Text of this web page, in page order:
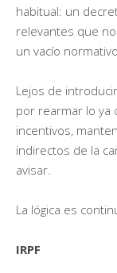
habitual: un
relevantes que
un vacío
Lejos de
por rearmar lo ya
incentivos,
indirectos de la
avisar.
La lógica es
IRPF